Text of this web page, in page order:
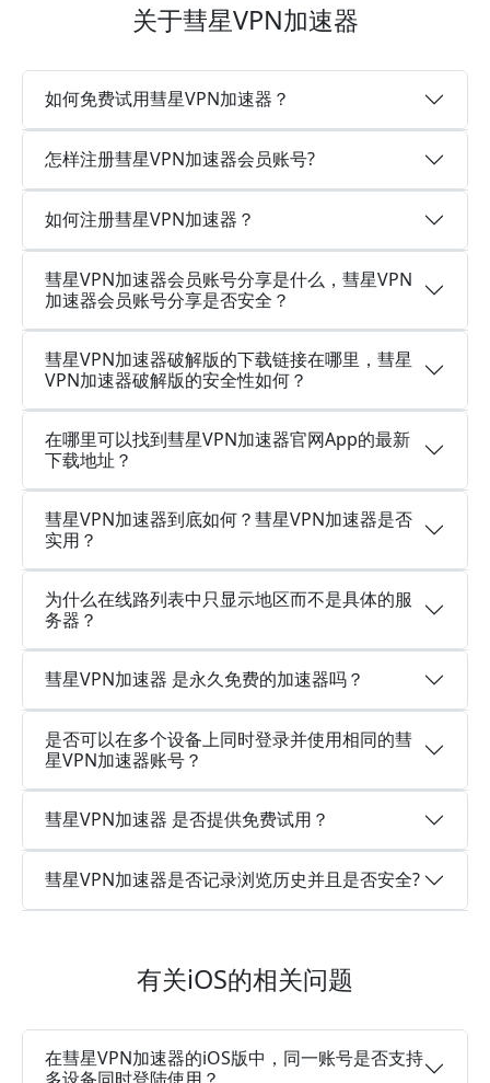
关于彗星VPN加速器
如何免费试用彗星VPN加速器？
怎样注册彗星VPN加速器会员账号?
如何注册彗星VPN加速器？
彗星VPN加速器会员账号分享是什么，彗星VPN
加速器会员账号分享是否安全？
彗星VPN加速器破解版的下载链接在哪里，彗星
VPN加速器破解版的安全性如何？
在哪里可以找到彗星VPN加速器官网App的最新
下载地址？
彗星VPN加速器到底如何？彗星VPN加速器是否
实用？
为什么在线路列表中只显示地区而不是具体的服
务器？
彗星VPN加速器 是永久免费的加速器吗？
是否可以在多个设备上同时登录并使用相同的彗
星VPN加速器账号？
彗星VPN加速器 是否提供免费试用？
彗星VPN加速器是否记录浏览历史并且是否安全?
有关iOS的相关问题
在彗星VPN加速器的iOS版中，同一账号是否支持
多设备同时登陆使用？